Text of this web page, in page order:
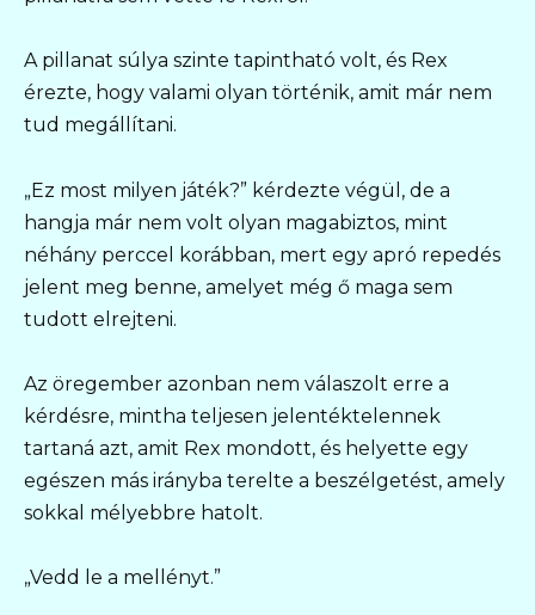
A pillanat súlya szinte tapintható volt, és Rex
érezte, hogy valami olyan történik, amit már nem
tud megállítani.
„Ez most milyen játék?” kérdezte végül, de a
hangja már nem volt olyan magabiztos, mint
néhány perccel korábban, mert egy apró repedés
jelent meg benne, amelyet még ő maga sem
tudott elrejteni.
Az öregember azonban nem válaszolt erre a
kérdésre, mintha teljesen jelentéktelennek
tartaná azt, amit Rex mondott, és helyette egy
egészen más irányba terelte a beszélgetést, amely
sokkal mélyebbre hatolt.
„Vedd le a mellényt.”